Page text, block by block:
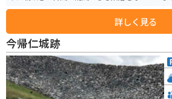
ルで巡ることも可能で、カフェや食事処も点在
海辺に出ると晴れた日は正面に伊江島が見えます。
詳しく見る
今帰仁城跡